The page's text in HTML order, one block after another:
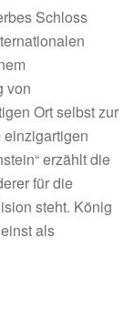
Schloss
von
Ort selbst zur
erzählt die
für die
steht. König
als